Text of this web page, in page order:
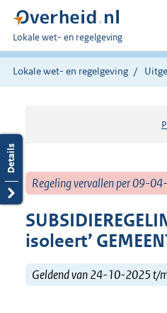
U
bent
hier:
Lokale wet- en regelgeving
Lokale wet- en regelgeving
Regeling vervallen per 09-
isoleert’
Geldend van 24-10-2025